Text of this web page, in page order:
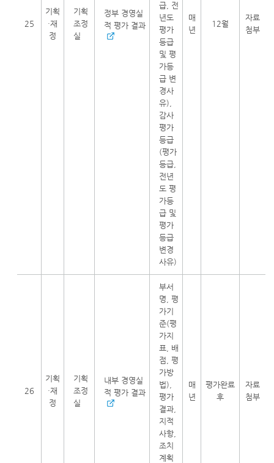
25
기획
·재
정
기획
조정
실
정부 경영실
적 평가 결과
급, 전
년도
평가
등급
및 평
가등
급 변
경사
유),
감사
평가
등급
(평가
등급,
전년
도 평
가등
급 및
평가
등급
변경
사유)
매
년
12월
자료
첨부
26
기획
·재
정
기획
조정
실
내부 경영실
적 평가 결과
부서
명, 평
가기
준(평
가지
표, 배
점, 평
가방
법),
평가
결과,
지적
사항,
조치
계획
매
년
평가완료
후
자료
첨부